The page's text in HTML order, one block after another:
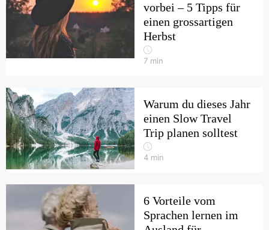
vorbei – 5 Tipps für
einen grossartigen
Herbst
7 min
Warum du dieses Jahr
einen Slow Travel
Trip planen solltest
4 min
6 Vorteile vom
Sprachen lernen im